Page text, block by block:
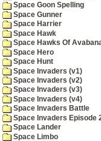
Space Goon Spelling
Space Gunner
Space Harrier
Space Hawk
Space Hawks Of
Space Hero
Space Hunt
Space Invaders (v1)
Space Invaders (v2)
Space Invaders (v3)
Space Invaders (v4)
Space Invaders Battle
Space Invaders Episode
Space Lander
Space Limbo